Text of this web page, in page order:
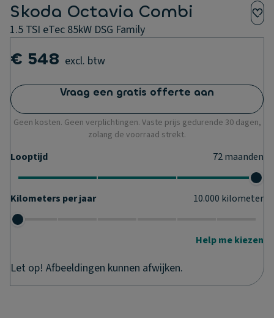
Skoda Octavia Combi
1.5 TSI eTec 85kW DSG Family
€ 548 excl. btw
Vraag een gratis offerte aan
Geen kosten. Geen verplichtingen. Vaste prijs gedurende 30 dagen,
zolang de voorraad strekt.
Looptijd 72maanden
Kilometers per jaar 10.000 kilometer
Help me kiezen
Let op! Afbeeldingen kunnen afwijken.